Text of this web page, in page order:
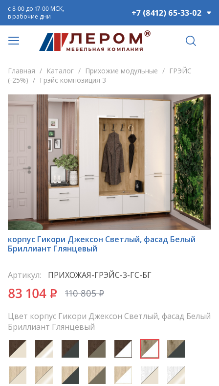
+7 (8412) 65-33-02
с 8-00 до 17-00 МСК,
в рабочие дни
Главная / Каталог / Прихожие модульные / ГРЭЙС
(-25%) / Грэйс композиция 3
*
корпус Гикори Джексон Светлый, фасад Белый
Бриллиант Глянцевый
Артикул: ПРИХОЖАЯ-ГРЭЙС-3-ГС-БГ
83 104 P 110 805P
Цвет корпус Гикори Джексон Светлый, фасад Белый
Бриллиант Глянцевый